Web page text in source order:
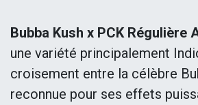
Bubba Kush x PCK Régulière
une variété principalement
croisement entre la célèbre
reconnue pour ses effets